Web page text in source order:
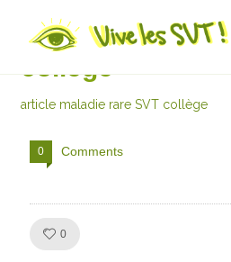
article maladie
collège
article maladie rare SVT collège
0 Comments
0